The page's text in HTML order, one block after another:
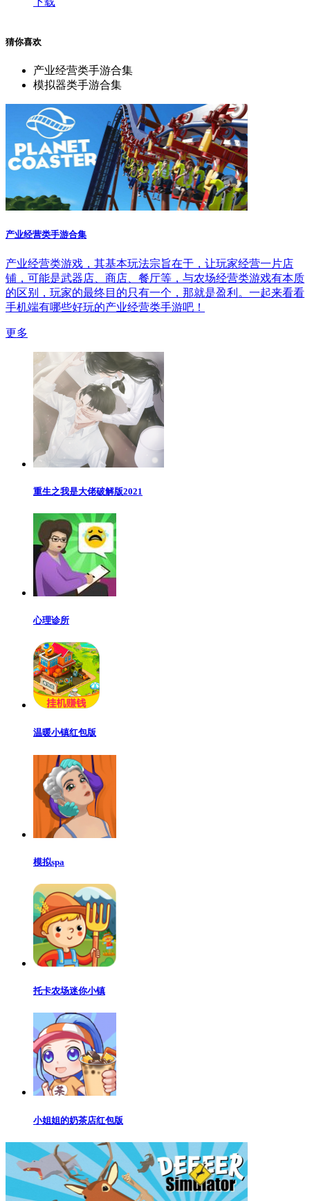
猜你喜欢
产业经营类手游合集
模拟器类手游合集
产业经营类手游合集
产业经营类游戏，其基本玩法宗旨在于，让玩家经营一片店
铺，可能是武器店、商店、餐厅等，与农场经营类游戏有本质
的区别，玩家的最终目的只有一个，那就是盈利。一起来看看
手机端有哪些好玩的产业经营类手游吧！
更多
重生之我是大佬破解版2021
心理诊所
温暖小镇红包版
模拟spa
托卡农场迷你小镇
小姐姐的奶茶店红包版